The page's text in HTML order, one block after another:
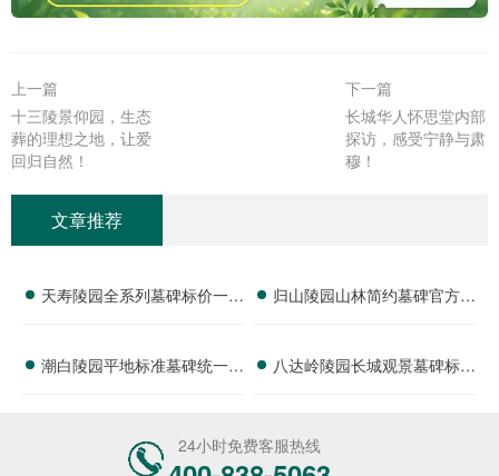
上一篇
十三陵景仰园，生态
葬的理想之地，让爱
回归自然！
下一篇
长城华人怀思堂内部
探访，感受宁静与肃
穆！
文章推荐
天寿陵园全系列墓碑标价一览
归山陵园山林简约墓碑官方定
深度解析与优惠福利
潮白陵园平地标准墓碑统一标
优惠详情及选择指南
八达岭陵园长城观景墓碑标价
24小时免费客服热线